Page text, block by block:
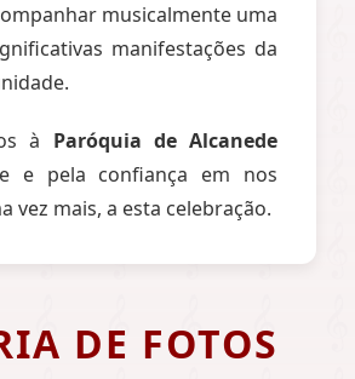
musicalmente uma
manifestações da
à Paróquia de Alcanede
e pela confiança em nos
vez mais, a esta celebração.
DE FOTOS